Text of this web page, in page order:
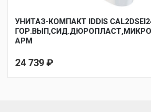
УНИТАЗ-КОМПАКТ IDDIS
АРМ
24 739 ₽